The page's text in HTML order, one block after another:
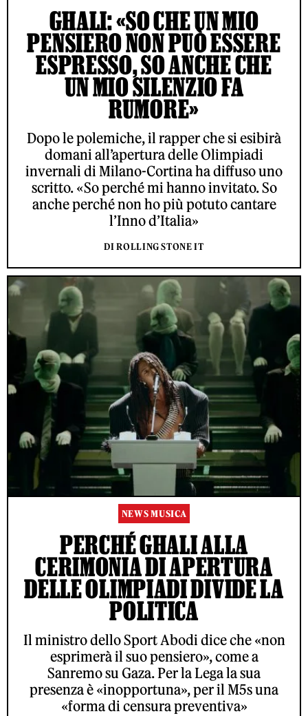
GHALI: «SO CHE UN MIO
PENSIERO NON PUÒ ESSERE
ESPRESSO, SO ANCHE CHE
UN MIO SILENZIO FA
RUMORE»
Dopo le polemiche, il rapper che si esibirà
domani all’apertura delle Olimpiadi
invernali di Milano-Cortina ha diffuso uno
scritto. «So perché mi hanno invitato. So
anche perché non ho più potuto cantare
l’Inno d’Italia»
DI ROLLING STONE IT
NEWS MUSICA
PERCHÉ GHALI ALLA
CERIMONIA DI APERTURA
DELLE OLIMPIADI DIVIDE LA
POLITICA
Il ministro dello Sport Abodi dice che «non
esprimerà il suo pensiero», come a
Sanremo su Gaza. Per la Lega la sua
presenza è «inopportuna», per il M5s una
«forma di censura preventiva»